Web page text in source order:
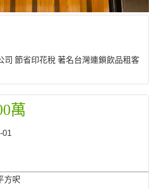
司 節省印花稅 著名台灣連鎖飲品租客
萬
01
方呎